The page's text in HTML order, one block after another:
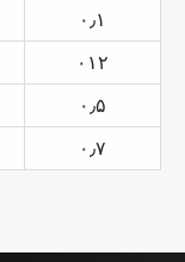
۰٫۱
۰۱۲
۰٫۵
۰٫۷